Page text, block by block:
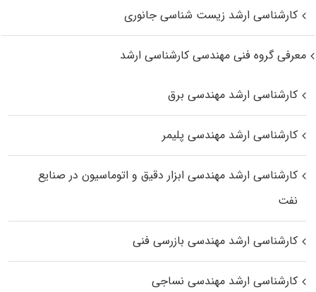
کارشناسی ارشد زیست‌ شناسی جانوری
معرفی گروه فنی مهندسی کارشناسی ارشد
کارشناسی ارشد مهندسی برق
کارشناسی ارشد مهندسی پلیمر
کارشناسی ارشد مهندسی ابزار دقیق و اتوماسیون در صنایع
نفت
کارشناسی ارشد مهندسی بازرسی فنی
کارشناسی ارشد مهندسی نساجی